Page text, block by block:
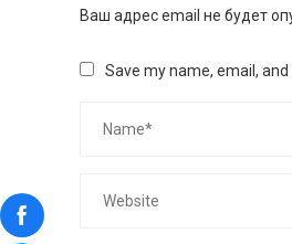
Ваш адрес email не будет
Save my name, email,